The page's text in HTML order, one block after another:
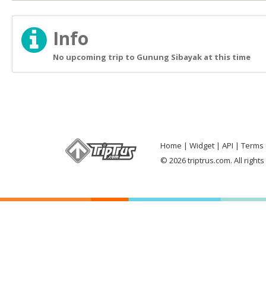
Info
No upcoming trip to Gunung Sibayak at this time
Home Widget API
Terms
© 2026 triptrus.com. All